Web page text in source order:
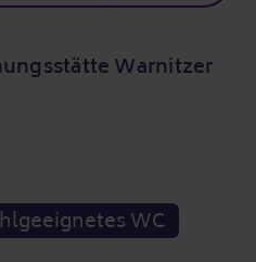
Warnitzer
WC